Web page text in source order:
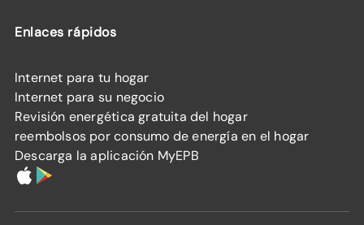
Enlaces rápidos
Internet para tu hogar
Internet para su negocio
Revisión energética gratuita del hogar
reembolsos por consumo de energía en el hogar
Descarga la aplicación MyEPB